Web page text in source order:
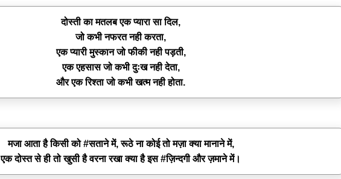
दोस्ती का मतलब एक प्यारा सा दिल,
जो कभी नफरत नही करता,
एक प्यारी मुस्कान जो फीकी नही पड़ती,
एक एहसास जो कभी दुःख नही देता,
और एक रिश्ता जो कभी खत्म नही होता.
मजा आता है किसी को #सताने में, रूठे ना कोई तो मज़ा क्या मानाने में,
एक दोस्त से ही तो खुसी है वरना रखा क्या है इस #ज़िन्दगी और ज़माने में।